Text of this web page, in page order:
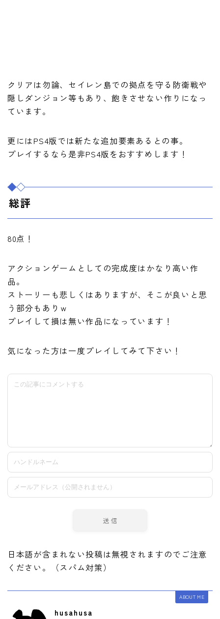
クリアは勿論、セイレン島での拠点を守る防衛戦や
隠しダンジョン等もあり、飽きさせない作りになっ
ています。
更にはPS4版では新たな追加要素あるとの事。
プレイするなら是非PS4版をおすすめします！
総評
80点！
アクションゲームとしての完成度はかなり高い作
品。
ストーリーも悲しくはありますが、そこが良いと思
う部分もありｗ
プレイして損は無い作品になっています！
気になった方は一度プレイしてみて下さい！
日本語が含まれない投稿は無視されますのでご注意
ください。（スパム対策）
ABOUT ME
husahusa